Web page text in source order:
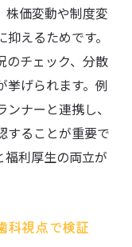
株価変動や制度変
えるためです。
のチェック、分散
挙げられます。例
ナーと連携し、
することが重要で
福利厚生の両立が
科視点で検証